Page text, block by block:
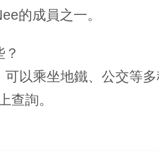
的成員之一。
以乘坐地鐵、公交等
查詢。